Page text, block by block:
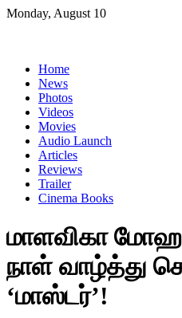
Skip
Monday, August 10
Home
News
Photos
Videos
Movies
Audio Launch
Articles
Reviews
Trailer
Cinema Books
மாளவிகா
நாள் வாழ்த்து
‘மாஸ்டர்’!